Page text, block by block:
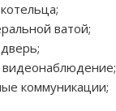
ватой;
видеонаблюдение;
коммуникации;